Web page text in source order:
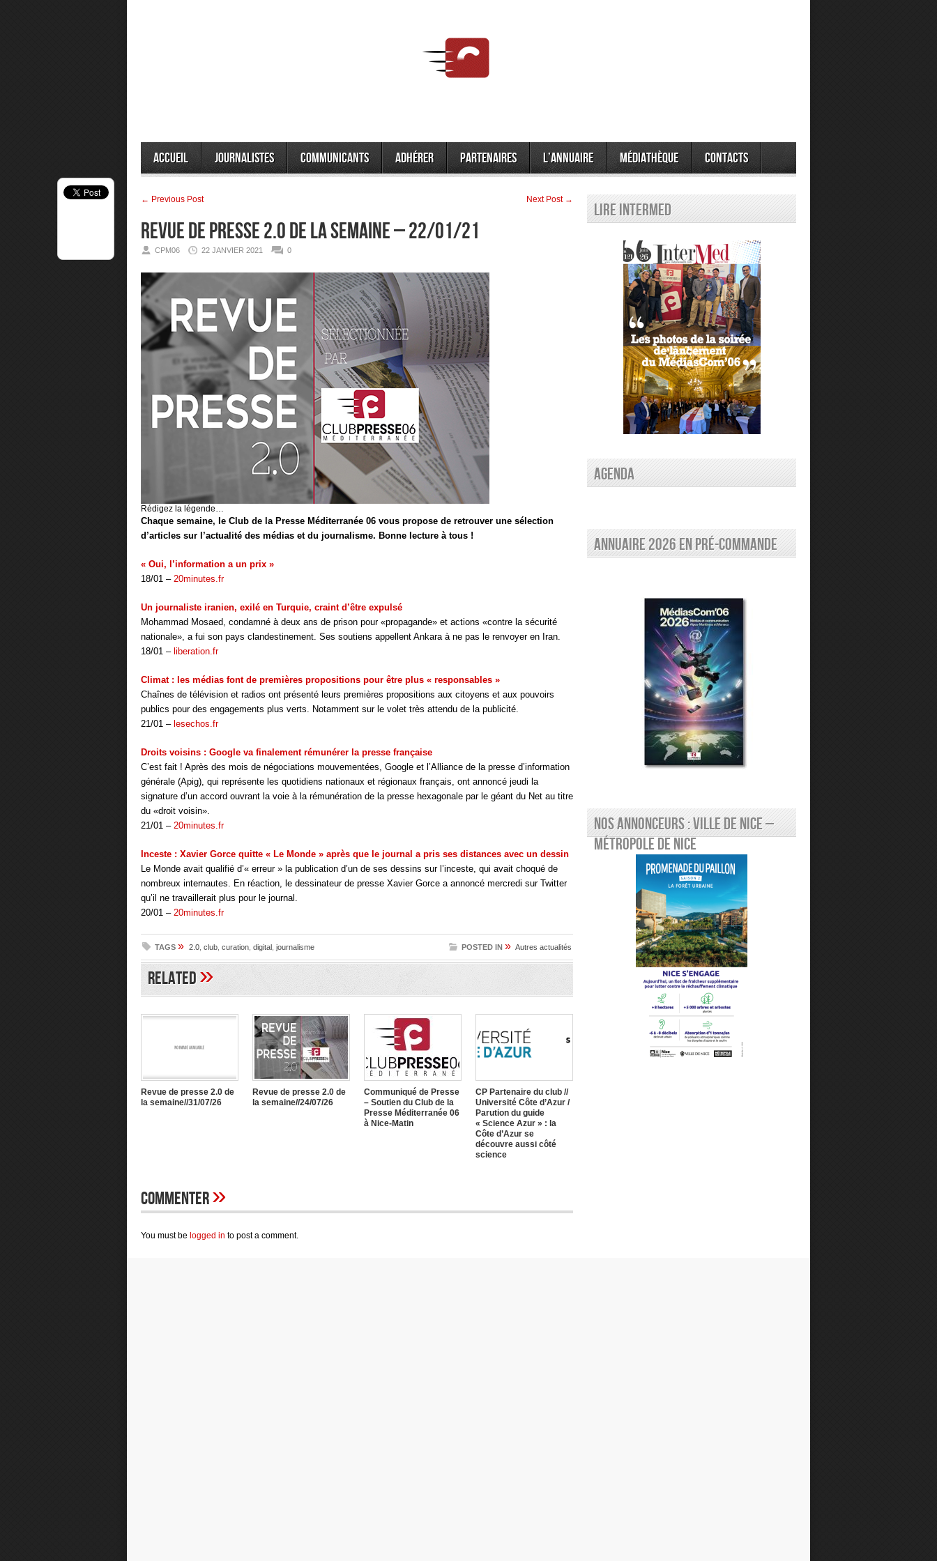
Accueil Journalistes Communicants Adhérer Partenaires L’annuaire Médiathèque Contacts
← Previous Post Next Post →
Revue de presse 2.0 de la semaine – 22/01/21
CPM06 22 JANVIER 2021 0
Rédigez la légende…
Chaque semaine, le Club de la Presse Méditerranée 06 vous propose de retrouver une sélection
d’articles sur l’actualité des médias et du journalisme. Bonne lecture à tous !
« Oui, l’information a un prix »
18/01 – 20minutes.fr
Un journaliste iranien, exilé en Turquie, craint d’être expulsé
Mohammad Mosaed, condamné à deux ans de prison pour «propagande» et actions «contre la sécurité
nationale», a fui son pays clandestinement. Ses soutiens appellent Ankara à ne pas le renvoyer en Iran.
18/01 –liberation.fr
Climat : les médias font de premières propositions pour être plus « responsables »
Chaînes de télévision et radios ont présenté leurs premières propositions aux citoyens et aux pouvoirs
publics pour des engagements plus verts. Notamment sur le volet très attendu de la publicité.
21/01 – lesechos.fr
Droits voisins : Google va finalement rémunérer la presse française
C’est fait ! Après des mois de négociations mouvementées, Google et l’Alliance de la presse d’information
générale (Apig), qui représente les quotidiens nationaux et régionaux français, ont annoncé jeudi la
signature d’un accord ouvrant la voie à la rémunération de la presse hexagonale par le géant du Net au titre
du «droit voisin».
21/01 – 20minutes.fr
Inceste : Xavier Gorce quitte « Le Monde » après que le journal a pris ses distances avec un dessin
Le Monde avait qualifié d’« erreur » la publication d’un de ses dessins sur l’inceste, qui avait choqué de
nombreux internautes. En réaction, le dessinateur de presse Xavier Gorce a annoncé mercredi sur Twitter
qu’il ne travaillerait plus pour le journal.
20/01 – 20minutes.fr
TAGS » 2.0 club curation digital journalisme POSTED IN » Autres actualités
Related»
Revue de presse 2.0 de
la semaine//31/07/26
Revue de presse 2.0 de
la semaine//24/07/26
Communiqué de Presse
– Soutien du Club de la
Presse Méditerranée 06
à Nice-Matin
CP Partenaire du club //
Université Côte d’Azur /
Parution du guide
« Science Azur » : la
Côte d’Azur se
découvre aussi côté
science
Commenter»
You must be logged in to post a comment.
Lire Intermed
AGENDA
Annuaire 2026 en pré-commande
Nos annonceurs : Ville de Nice –
Métropole de Nice